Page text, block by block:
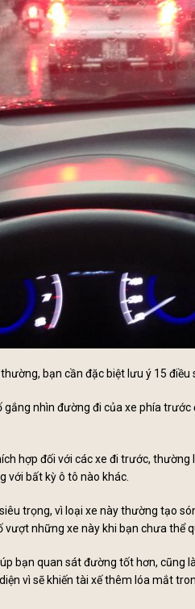
bạn cần đặc biệt lưu ý 15
gắng nhìn đường đi của xe phía
hợp đối với các xe đi trước,
với bất kỳ ô tô nào khác.
trọng, vì loại xe này thường tạo
vượt những xe này khi bạn chưa thể
bạn quan sát đường tốt hơn, cũng
vì sẽ khiến tài xế thêm lóa mắt